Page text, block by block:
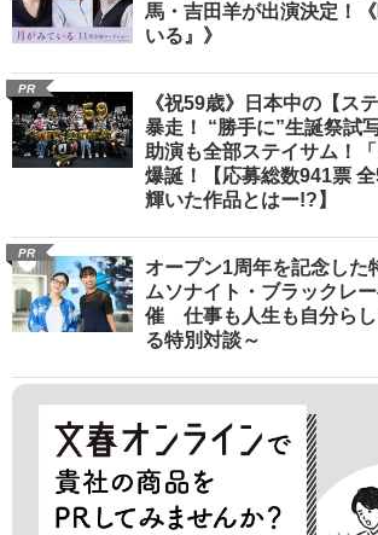
馬・吉田羊が出演決定！
いる』》
PR
《祝59歳》日本中の【ス
暴走！ “勝手に”生誕祭試
助演も全部ステイサム！「
爆誕！【応募総数941票
輝いた作品とはー!?】
PR
オープン1周年を記念した
ムソナイト・ブラックレ
催 仕事も人生も自分らし
る特別対談～